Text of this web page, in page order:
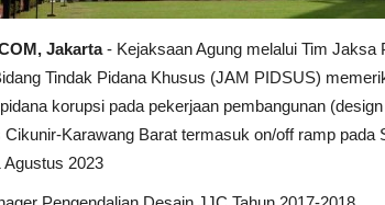
Jakarta- Kejaksaan Agung melalui Tim Jaksa
Tindak Pidana Khusus (JAM PIDSUS)
korupsi pada pekerjaan pembangunan
Cikunir-Karawang Barat termasuk on/off ramp pada
Agustus 2023